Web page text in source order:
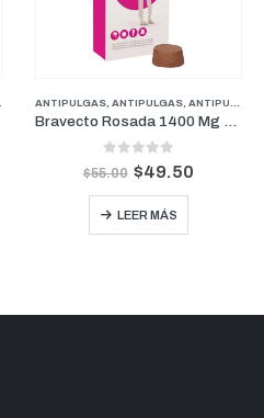
PERROS,SUPLEMENTOS Y VITAMINAS
ANTIPULGAS, ANTIPULGAS, ANTIPULGAS PERROS PESOS GRANDES
Bravecto Rosada 1400 Mg Perrros para pesos entre 40-56Kg (3 Meses)
out of 5
$55.00 $49.50
LEER MÁS